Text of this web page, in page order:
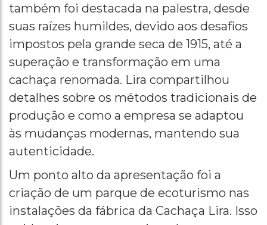
também foi destacada na palestra, desde
suas raízes humildes, devido aos desafios
impostos pela grande seca de 1915, até a
superação e transformação em uma
cachaça renomada. Lira compartilhou
detalhes sobre os métodos tradicionais de
produção e como a empresa se adaptou
às mudanças modernas, mantendo sua
autenticidade.
Um ponto alto da apresentação foi a
criação de um parque de ecoturismo nas
instalações da fábrica da Cachaça Lira. Isso